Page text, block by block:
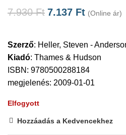
7.930Ft 7.137 Ft (Online ár)
Szerző: Heller, Steven -
Kiadó: Thames & Hudson
ISBN: 9780500288184
megjelenés: 2009-01-01
Elfogyott
Hozzáadás a Kedvencekhez